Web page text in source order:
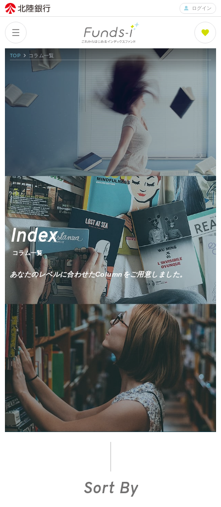
ログイン
Columns
Index
コラム一覧
ファンズアイとは
Fund List
ファンド紹介
Fund Ranking
ファンズアイランキング
Today's Fund
ファンズアイ情報
Market
マーケット情報
Tools
Simulation
つみたてシミュレーション
Assist
投信アシスト
Glossary
用語集
よくあるご質問
Index
コラム一覧
あなたのレベルに合わせたColumnをご用意しました。
TOP コラム一覧
Sort By